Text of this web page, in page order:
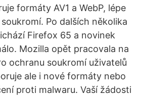
formáty AV1 a WebP, lépe
Po dalších několika
Firefox 65 a novinek
Mozilla opět pracovala na
ochranu soukromí uživatelů
ale i nové formáty nebo
proti malwaru. Vaší žádosti